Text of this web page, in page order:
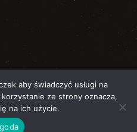
zastrzeżone Płocki Klub Karate
ODART
aby świadczyć usługi na
ze strony oznacza,
na ich użycie.